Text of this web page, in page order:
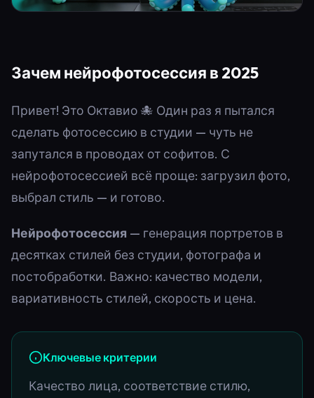
Зачем нейрофотосессия в 2025
Привет! Это Октавио 🐙 Один раз я пытался
сделать фотосессию в студии — чуть не
запутался в проводах от софитов. С
нейрофотосессией всё проще: загрузил фото,
выбрал стиль — и готово.
Нейрофотосессия — генерация портретов в
десятках стилей без студии, фотографа и
постобработки. Важно: качество модели,
вариативность стилей, скорость и цена.
Ключевые критерии
Качество лица, соответствие стилю,